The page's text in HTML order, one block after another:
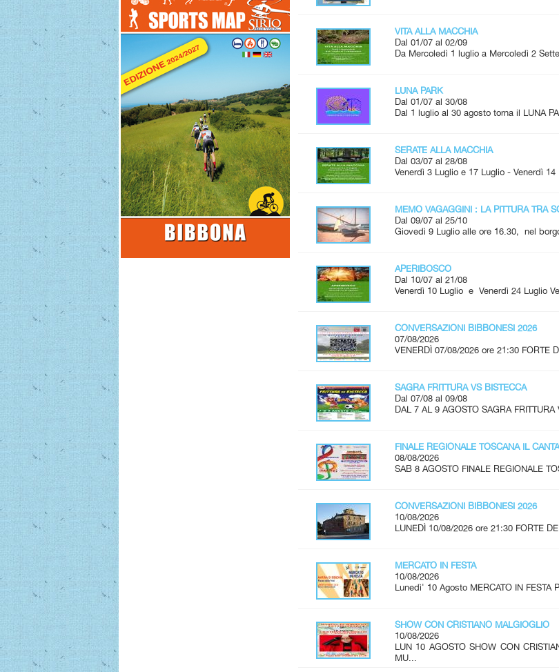
VITA ALLA MACCHIA
Dal 01/07 al 02/09
Da Mercoledì 1 luglio a Mercoledì 2
LUNA PARK
Dal 01/07 al 30/08
Dal 1 luglio al 30 agosto torna il LUNA
SERATE ALLA MACCHIA
Dal 03/07 al 28/08
Venerdì 3 Luglio e 17 Luglio - Venerdì 14
MEMO VAGAGGINI : LA PITTURA TRA
Dal 09/07 al 25/10
Giovedì 9 Luglio alle ore 16.30, nel
APERIBOSCO
Dal 10/07 al 21/08
Venerdì 10 Luglio e Venerdì 24 Luglio
CONVERSAZIONI BIBBONESI 2026
07/08/2026
VENERDÌ 07/08/2026 ore 21:30 FORTE
SAGRA FRITTURA VS BISTECCA
Dal 07/08 al 09/08
DAL 7 AL 9 AGOSTO SAGRA
FINALE REGIONALE TOSCANA IL
08/08/2026
SAB 8 AGOSTO FINALE REGIONALE
CONVERSAZIONI BIBBONESI 2026
10/08/2026
LUNEDÌ 10/08/2026 ore 21:30 FORTE
MERCATO IN FESTA
10/08/2026
Lunedì' 10 Agosto MERCATO IN FESTA
SHOW CON CRISTIANO MALGIOGLIO
10/08/2026
LUN 10 AGOSTO SHOW CON
MU...